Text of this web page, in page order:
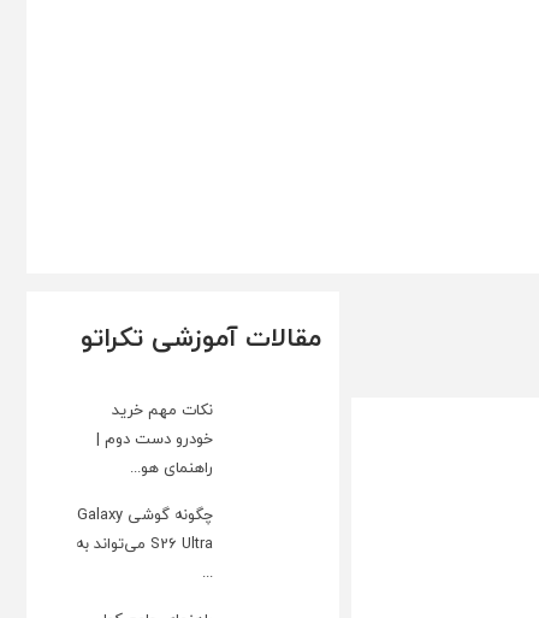
مقالات آموزشی تکراتو
نکات مهم خرید
خودرو دست دوم |
راهنمای هو...
چگونه گوشی Galaxy
S26 Ultra می‌تواند به
...